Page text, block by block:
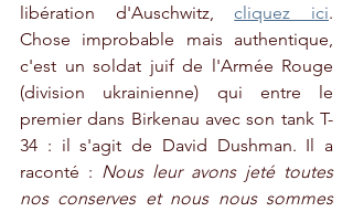
libération d'Auschwitz, cliquez ici.
Chose improbable mais authentique,
c'est un soldat juif de l'Armée Rouge
(division ukrainienne) qui entre le
premier dans Birkenau avec son tank T-
34 : il s'agit de David Dushman. Il a
raconté : Nous leur avons jeté toutes
nos conserves et nous nous sommes